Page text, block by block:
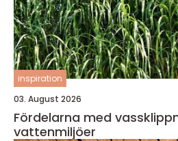
inspiration
03. August 2026
Fördelarna med
vattenmiljöer